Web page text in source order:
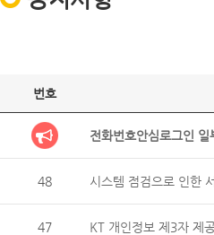
번호
전화번호안심로그인 일
48 시스템 점검으로 인한
47 KT 개인정보 제3자 제